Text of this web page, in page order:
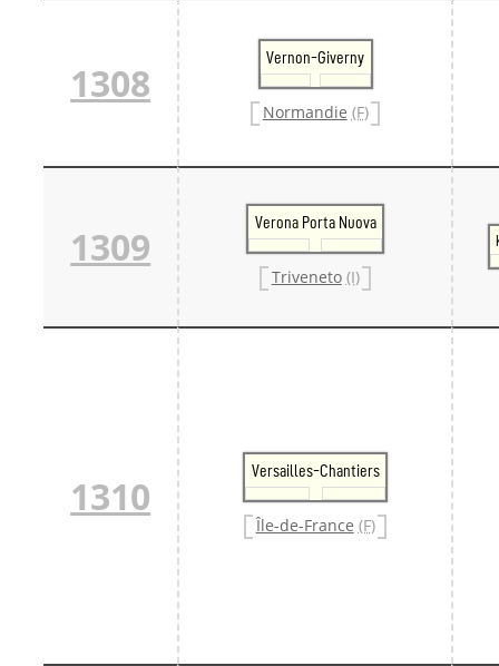
1308
Vernon-Giverny
Normandie (F)
1309
Verona Porta Nuova
Triveneto (I)
1310
Versailles-Chantiers
Île-de-France (F)